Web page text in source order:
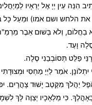
הִנֵּה עֵין יְיָ אֶל יְרֵאָיו
הלחש ושם אמו) וּמֵעַל כָּל
בַחֲלוֹם, וְלֹא בְּשׁוּם אֵבֶר
וָעֶד.
פַלֵּט תְּסוֹבְבֵנִי סֶלָה.
יִתְלוֹנָן. אֹמַר לַיְיָ מַחְסִי
יַהֲלֹךְ מִקֶּטֶב יָשׁוּד צָהֳרָיִם.
כִּי מַלְאָכָיו יְצַוֶּה לָּךְ